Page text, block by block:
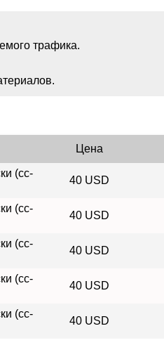
трафика.
Цена
(cc-
40 USD
(cc-
40 USD
(cc-
40 USD
(cc-
40 USD
(cc-
40 USD